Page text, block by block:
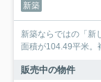
新築
新築ならではの「新
面積が104.49平米。
販売中の物件